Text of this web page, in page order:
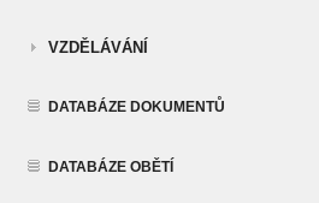
VZDĚLÁVÁNÍ
DATABÁZE DOKUMENTŮ
DATABÁZE OBĚTÍ